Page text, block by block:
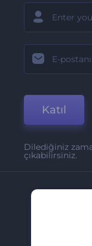
Katıl
Dilediğiniz
çıkabilirsiniz.